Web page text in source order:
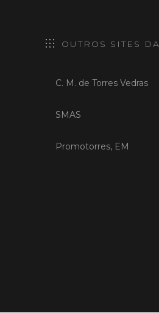
OUTROS SITES
C. M. de Torres Vedras
SMAS
Promotorres, EM